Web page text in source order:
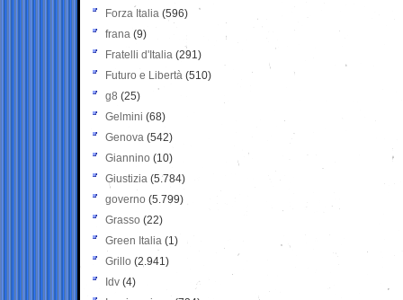
Forza Italia (596)
frana (9)
Fratelli d'Italia (291)
Futuro e Libertà (510)
g8 (25)
Gelmini (68)
Genova (542)
Giannino (10)
Giustizia (5.784)
governo (5.799)
Grasso (22)
Green Italia (1)
Grillo (2.941)
Idv (4)